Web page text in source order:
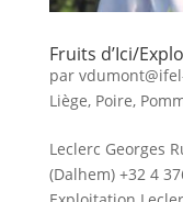
Fruits d’Ici/
par
Liège, Poire,
Leclerc Georges
(Dalhem) +32 4